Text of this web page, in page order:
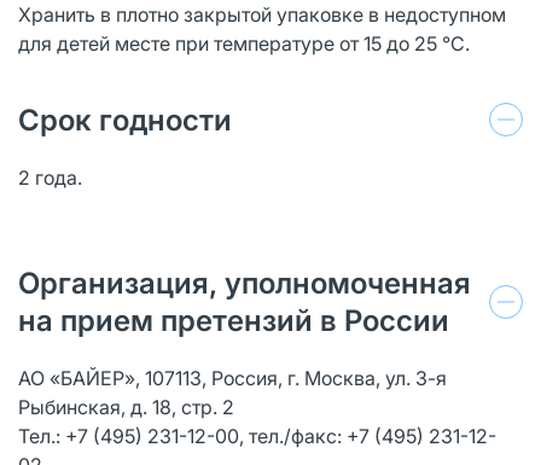
Хранить в плотно закрытой упаковке в недоступном
для детей месте при температуре от 15 до 25 °С.
Срок годности
2 года.
Организация, уполномоченная
на прием претензий в России
АО «БАЙЕР», 107113, Россия, г. Москва, ул. 3-я
Рыбинская, д. 18, стр. 2
Тел.: +7 (495) 231-12-00, тел./факс: +7 (495) 231-12-